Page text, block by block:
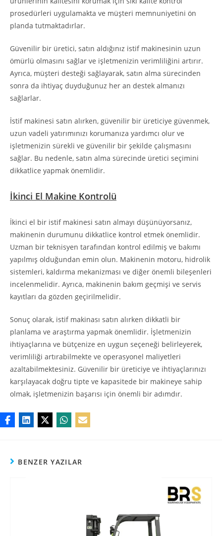
prosedürleri uygulamakta ve müşteri memnuniyetini ön
planda tutmaktadırlar.
Güvenilir bir üretici, satın aldığınız istif makinesinin uzun
ömürlü olmasını sağlar ve işletmenizin verimliliğini artırır.
Ayrıca, müşteri desteği sağlayarak, satın alma sürecinden
sonra da ihtiyaç duyduğunuz her an destek almanızı
sağlarlar.
İstif makinesi satın alırken, güvenilir bir üreticiye güvenmek,
uzun vadeli yatırımınızı korumanıza yardımcı olur ve
işletmenizin sürekli ve güvenilir bir şekilde çalışmasını
sağlar. Bu nedenle, satın alma sürecinde üretici seçimini
dikkatlice yapmak önemlidir.
İkinci El Makine Kontrolü
İkinci el bir istif makinesi satın almayı düşünüyorsanız,
makinenin durumunu dikkatlice kontrol etmek önemlidir.
Uzman bir teknisyen tarafından kontrol edilmiş ve bakımı
yapılmış olduğundan emin olun. Makinenin motoru, hidrolik
sistemleri, kaldırma mekanizması ve diğer önemli bileşenleri
incelenmelidir. Ayrıca, makinenin bakım geçmişi ve servis
kayıtları da gözden geçirilmelidir.
Sonuç olarak, istif makinası satın alırken dikkatli bir
planlama ve araştırma yapmak önemlidir. İşletmenizin
ihtiyaçlarına ve bütçenize en uygun seçeneği belirleyerek,
verimliliği artırabilmekte ve operasyonel maliyetleri
azaltabilmektesiniz. Güvenilir bir üreticiye ve ihtiyaçlarınızı
karşılayacak doğru tipte ve kapasitede bir makineye sahip
olmak, işletmenizin başarısı için önemli bir adımdır.
BENZER YAZILAR